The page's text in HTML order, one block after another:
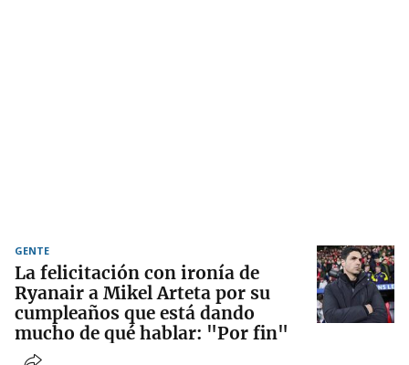
GENTE
La felicitación con ironía de
Ryanair a Mikel Arteta por su
cumpleaños que está dando
mucho de qué hablar: "Por fin"